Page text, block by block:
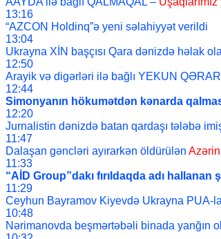
13:16
“AZCON Holdinq”ə yeni səlahiyyət verildi
13:04
Ukrayna XİN başçısı Qara dənizdə həlak
12:50
Arayik və digərləri ilə bağlı YEKUN QƏRAR
12:44
Simonyanın hökumətdən kənarda
12:20
Jurnalistin dənizdə batan qardaşı tələbə
11:47
Dalaşan gəncləri ayırarkən öldürülən
11:33
“AİD Group”dakı fırıldaqda adı hallanan
11:29
Ceyhun Bayramov Kiyevdə Ukrayna PUA-
10:48
Nərimanovda beşmərtəbəli binada yanğın